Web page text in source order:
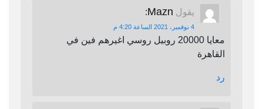
يقول Mazn
:
4 نوفمبر، 2021 الساعة 4:20 م
معايا 20000 روبيل روسي اغيرهم فين في
القاهرة
رد